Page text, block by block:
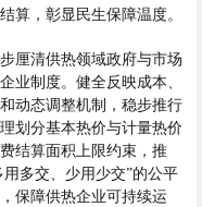
算，彰显民生保障温度。
厘清供热领域政府与市场
业制度。健全反映成本、
动态调整机制，稳步推行
划分基本热价与计量热价
结算面积上限约束，推
多交、少用少交”的公平
保障供热企业可持续运